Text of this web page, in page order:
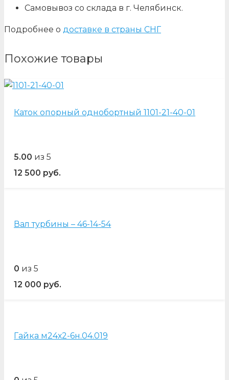
Самовывоз со склада в г. Челябинск.
Подробнее о доставке в страны СНГ
Похожие товары
Каток опорный однобортный 1101-21-40-01
5.00 из 5
12 500 руб.
Вал турбины – 46-14-54
0 из 5
12 000 руб.
Гайка м24х2-6н.04.019